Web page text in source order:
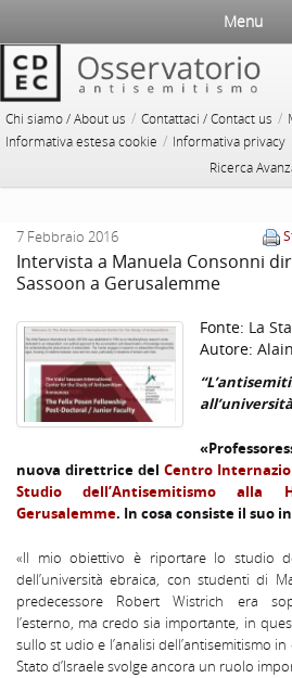
Chi siamo / About us / Contattaci / Contact us /
Informativa estesa cookie / Informativa privacy
Ricerca
Menu
7 Febbraio 2016
Intervista a Manuela Consonni
Sassoon a Gerusalemme
Fonte: La
Autore:
nuova direttrice del Centro
Studio dell’Antisemitismo alla
Gerusalemme. In cosa consiste il suo
«Il mio obiettivo è riportare lo studio
dell’università ebraica, con studenti di
predecessore Robert Wistrich era
l’esterno, ma credo sia importante, in
sullo st udio e l’analisi dell’antisemitismo
Stato d’Israele svolge ancora un ruolo